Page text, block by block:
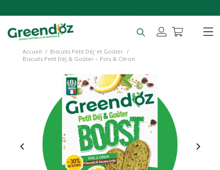
Accueil / Biscuits Petit Déj' et Goûter /
Biscuits Petit Déj & Goûter – Pois & Citron